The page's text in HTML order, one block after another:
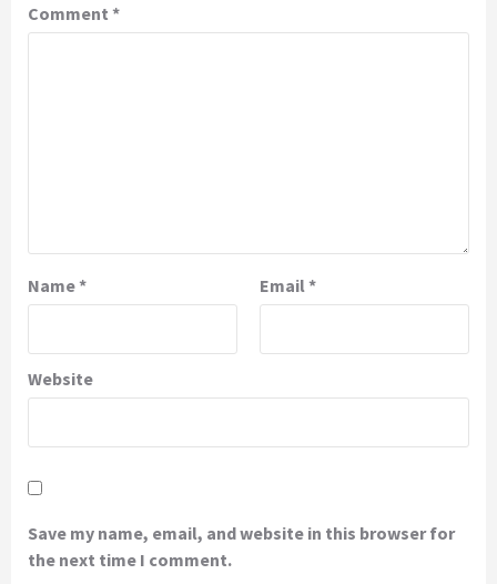
Comment *
Name* Email *
Website
Save my name, email, and website in this browser for
the next time I comment.